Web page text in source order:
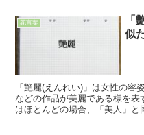
花言葉
「
似
「艶麗(えんれい)」は女性の容
などの作品が美麗である様を
はほとんどの場合、「美人」